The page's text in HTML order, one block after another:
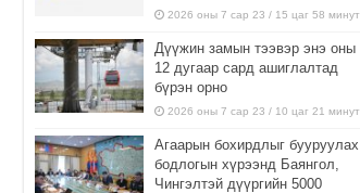
2026 оны 7 сар 23 / 15 цаг 58 минут
Дүүжин замын тээвэр энэ оны
12 дугаар сард ашиглалтад
бүрэн орно
2026 оны 7 сар 23 / 10 цаг 21 минут
Агаарын бохирдлыг бууруулах
бодлогын хүрээнд Баянгол,
Чингэлтэй дүүргийн 5000